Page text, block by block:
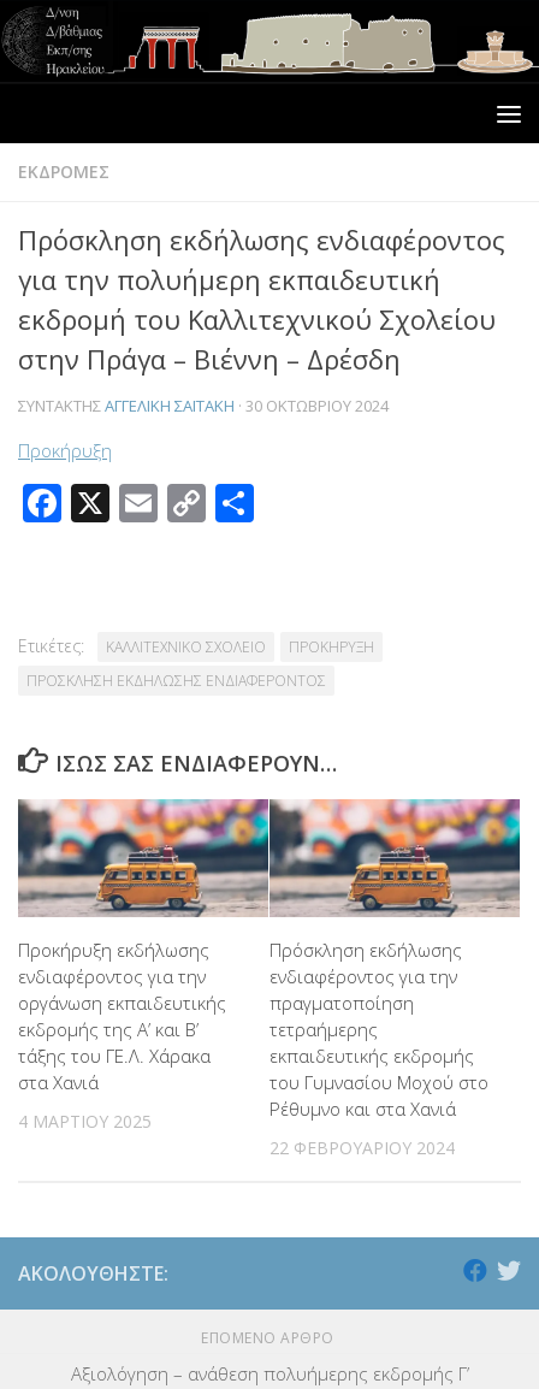
ΕΚΔΡΟΜΕΣ
Πρόσκληση εκδήλωσης ενδιαφέροντος
για την πολυήμερη εκπαιδευτική
εκδρομή του Καλλιτεχνικού Σχολείου
στην Πράγα – Βιέννη – Δρέσδη
ΣΥΝΤΆΚΤΗΣΑΓΓΕΛΙΚΉ ΣΑΪΤΆΚΗ · 30 ΟΚΤΩΒΡΊΟΥ 2024
Προκήρυξη
Facebook
X Email
Copy
Ετικέτες: ΚΑΛΛΙΤΕΧΝΙΚΟ ΣΧΟΛΕΙΟ
ΠΡΟΚΗΡΥΞΗ
ΠΡΟΣΚΛΗΣΗ ΕΚΔΗΛΩΣΗΣ ΕΝΔΙΑΦΕΡΟΝΤΟΣ
ΊΣΩΣ ΣΑΣ ΕΝΔΙΑΦΈΡΟΥΝ…
Προκήρυξη εκδήλωσης
ενδιαφέροντος για την
οργάνωση εκπαιδευτικής
εκδρομής της Α’ και Β’
τάξης του ΓΕ.Λ. Χάρακα
στα Χανιά
4 ΜΑΡΤΊΟΥ 2025
Πρόσκληση εκδήλωσης
ενδιαφέροντος για την
πραγματοποίηση
τετραήμερης
εκπαιδευτικής εκδρομής
του Γυμνασίου Μοχού στο
Ρέθυμνο και στα Χανιά
22 ΦΕΒΡΟΥΑΡΊΟΥ 2024
ΑΚΟΛΟΥΘΉΣΤΕ:
ΕΠΌΜΕΝΟ ΆΡΘΡΟ
Αξιολόγηση – ανάθεση πολυήμερης εκδρομής Γ’